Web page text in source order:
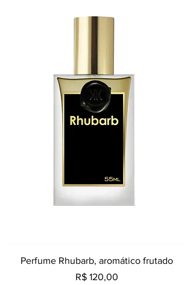
Perfume Rhubarb, aromático frutado
Preço
R$ 120,00